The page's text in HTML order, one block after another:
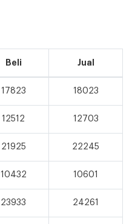
Beli Jual
17823 18023
12512 12703
21925 22245
10432 10601
23933 24261